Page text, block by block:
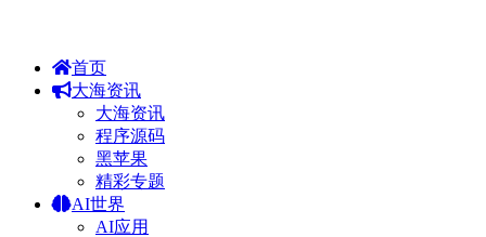
首页
大海资讯
大海资讯
程序源码
黑苹果
精彩专题
AI世界
AI应用